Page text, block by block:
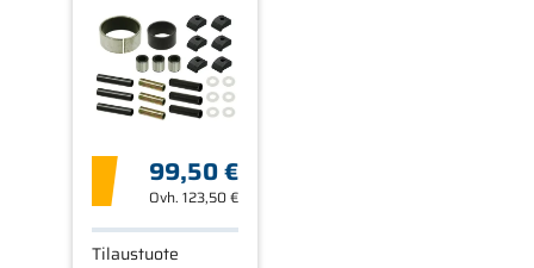
99,50 €
Ovh. 123,50 €
Tilaustuote